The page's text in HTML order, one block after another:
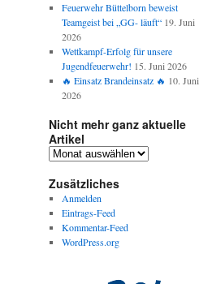
Feuerwehr Büttelborn beweist
Teamgeist bei „GG- läuft“ 19. Juni
2026
Wettkampf-Erfolg für unsere
Jugendfeuerwehr! 15. Juni 2026
🔥 Einsatz Brandeinsatz 🔥 10. Juni
2026
Nicht mehr ganz aktuelle
Artikel
Zusätzliches
Anmelden
Eintrags-Feed
Kommentar-Feed
WordPress.org